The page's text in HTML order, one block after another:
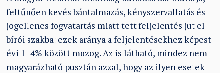
feltűnően kevés bántalmazás, kényszervallatás és
jogellenes fogvatartás miatt tett feljelentés jut el
bírói szakba: ezek aránya a feljelentésekhez képest
évi 1–4% között mozog. Az is látható, mindez nem
magyarázható pusztán azzal, hogy az ilyen esetek